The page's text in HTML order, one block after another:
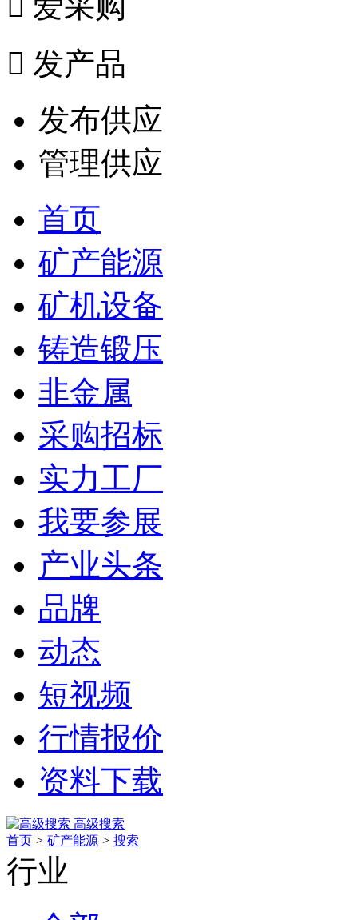
 发产品
发布供应
管理供应
首页
矿产能源
矿机设备
铸造锻压
非金属
采购招标
实力工厂
我要参展
产业头条
品牌
动态
短视频
行情报价
资料下载
高级搜索
首页 > 矿产能源 > 搜索
行业